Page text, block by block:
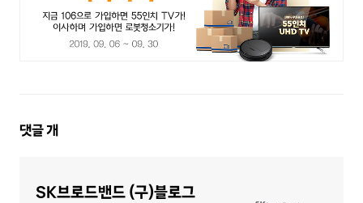
댓
댓글개
SK브로드밴드 (구)블로그